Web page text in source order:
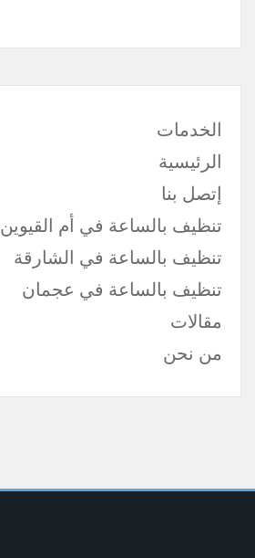
الخدمات
الرئيسية
إتصل بنا
تنظيف بالساعة في أم القيوين
تنظيف بالساعة في الشارقة
تنظيف بالساعة في عجمان
مقالات
من نحن